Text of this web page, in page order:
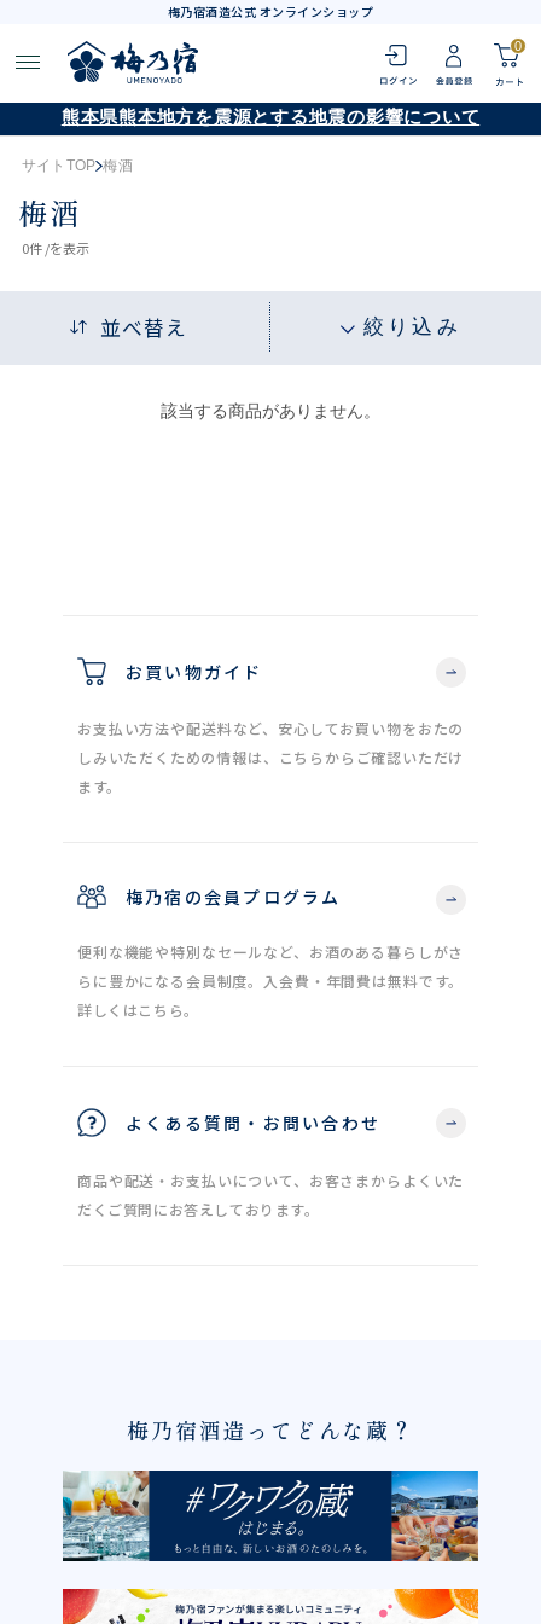
梅乃宿酒造公式 オンラインショップ
0
熊本県熊本地方を震源とする地震の影響について
サイトTOP 梅酒
梅酒
0件 /を表示
並べ替え 絞り込み
該当する商品がありません。
お買い物ガイド
お支払い方法や配送料など、安心してお買い物をおたの
しみいただくための情報は、こちらからご確認いただけ
ます。
梅乃宿の会員プログラム
便利な機能や特別なセールなど、お酒のある暮らしがさ
らに豊かになる会員制度。入会費・年間費は無料です。
詳しくはこちら。
よくある質問・お問い合わせ
商品や配送・お支払いについて、お客さまからよくいた
だくご質問にお答えしております。
梅乃宿酒造ってどんな蔵？